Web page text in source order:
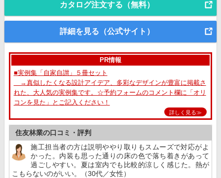
カタログ注文する（無料）
詳細を見る（公式サイト）
PR情報
■実例集「自家自讃」５冊セット
→真似したくなる設計アイデア、多彩なデザインが豊富に掲載さ
れた、大人気の実例集です。☆予約フォームのコメント欄に「オリ
コンを見た」とご記入ください！
詳しく見る≫
住友林業の口コミ・評判
施工担当者の方は説明ややり取りもスムーズで対応がよ
かった。内装も思った通りの床の色で落ち着きがあって
過ごしやすい。夏は室内でも比較的涼しく感じた。熱が
こもらないのがいい。（30代／女性）